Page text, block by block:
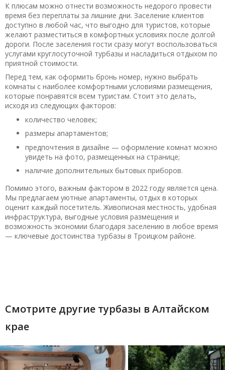
К плюсам можно отнести возможность недорого провести
время без переплаты за лишние дни. Заселение клиентов
доступно в любой час, что выгодно для туристов, которые
желают разместиться в комфортных условиях после долгой
дороги. После заселения гости сразу могут воспользоваться
услугами круглосуточной турбазы и насладиться отдыхом по
приятной стоимости.
Перед тем, как оформить бронь номер, нужно выбрать
комнаты с наиболее комфортными условиями размещения,
которые понравятся всем туристам. Стоит это делать,
исходя из следующих факторов:
количество человек;
размеры апартаментов;
предпочтения в дизайне — оформление комнат можно
увидеть на фото, размещенных на странице;
наличие дополнительных бытовых приборов.
Помимо этого, важным фактором в 2022 году является цена.
Мы предлагаем уютные апартаменты, отдых в которых
оценит каждый посетитель. Живописная местность, удобная
инфраструктура, выгодные условия размещения и
возможность экономии благодаря заселению в любое время
— ключевые достоинства турбазы в Троицком районе.
Смотрите другие турбазы в Алтайском
крае